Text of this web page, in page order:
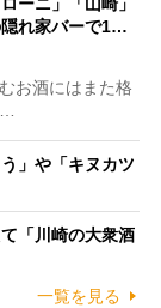
隠れ家バーで1…
お酒にはまた格
」や「キヌカツ
「川崎の大衆酒
一覧を見る